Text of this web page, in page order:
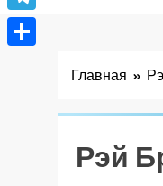
Главная
Рэй
Telegram